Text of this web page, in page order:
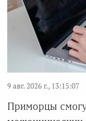
9 авг. 2026 г., 13:15:07
Приморцы